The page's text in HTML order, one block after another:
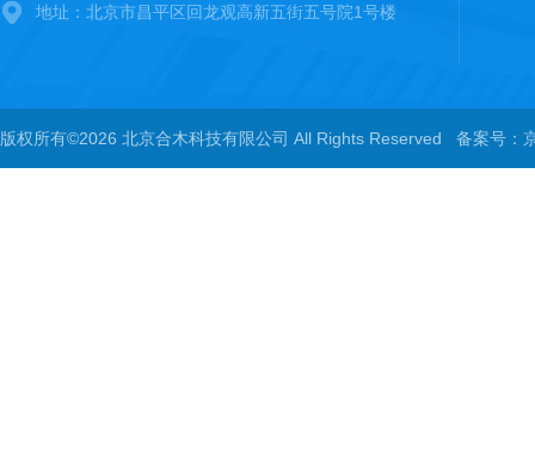
地址：北京市昌平区回龙观高新五街五号院1号楼
版权所有©2026 北京合木科技有限公司 All Rights Reserved 备案号：